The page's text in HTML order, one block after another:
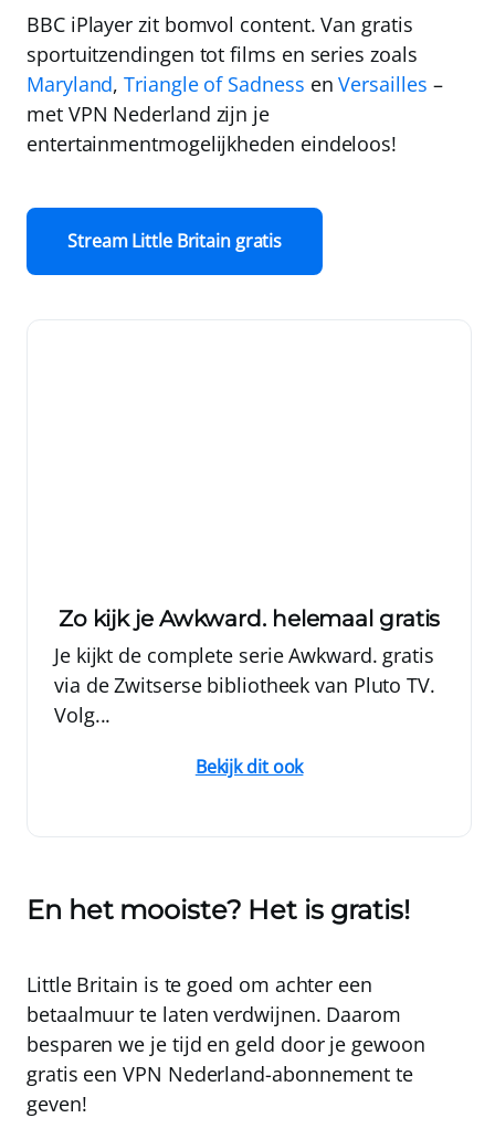
BBC iPlayer zit bomvol content. Van gratis
sportuitzendingen tot films en series zoals
Maryland,Triangle of Sadness enVersailles –
met VPN Nederland zijn je
entertainmentmogelijkheden eindeloos!
Stream Little Britain gratis
Zo kijk je Awkward. helemaal gratis
Je kijkt de complete serie Awkward. gratis
via de Zwitserse bibliotheek van Pluto TV.
Volg...
Bekijk dit ook
En het mooiste? Het is gratis!
Little Britain is te goed om achter een
betaalmuur te laten verdwijnen. Daarom
besparen we je tijd en geld door je gewoon
gratis eenVPN Nederland-abonnement te
geven!